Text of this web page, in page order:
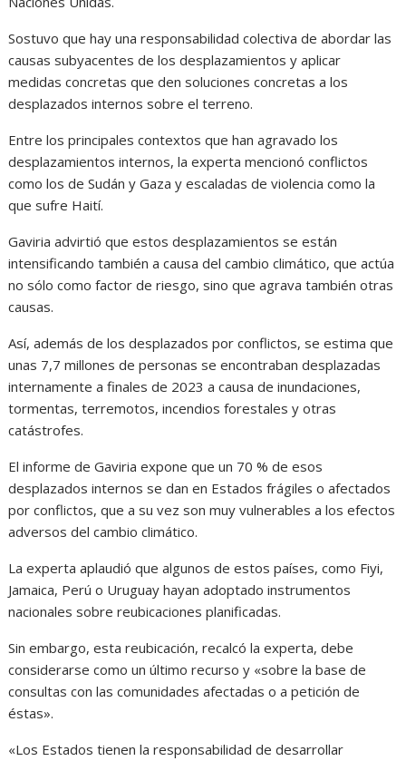
Sostuvo que hay una responsabilidad colectiva de abordar las
causas subyacentes de los desplazamientos y aplicar
medidas concretas que den soluciones concretas a los
desplazados internos sobre el terreno.
Entre los principales contextos que han agravado los
desplazamientos internos, la experta mencionó conflictos
como los de Sudán y Gaza y escaladas de violencia como la
que sufre Haití.
Gaviria advirtió que estos desplazamientos se están
intensificando también a causa del cambio climático, que actúa
no sólo como factor de riesgo, sino que agrava también otras
causas.
Así, además de los desplazados por conflictos, se estima que
unas 7,7 millones de personas se encontraban desplazadas
internamente a finales de 2023 a causa de inundaciones,
tormentas, terremotos, incendios forestales y otras
catástrofes.
El informe de Gaviria expone que un 70 % de esos
desplazados internos se dan en Estados frágiles o afectados
por conflictos, que a su vez son muy vulnerables a los efectos
adversos del cambio climático.
La experta aplaudió que algunos de estos países, como Fiyi,
Jamaica, Perú o Uruguay hayan adoptado instrumentos
nacionales sobre reubicaciones planificadas.
Sin embargo, esta reubicación, recalcó la experta, debe
considerarse como un último recurso y «sobre la base de
consultas con las comunidades afectadas o a petición de
éstas».
«Los Estados tienen la responsabilidad de desarrollar